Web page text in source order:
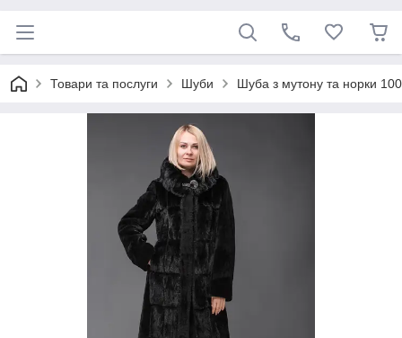
Товари та послуги Шуби Шуба з мутону та норки